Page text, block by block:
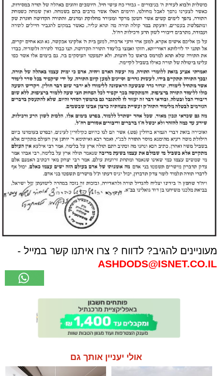
מעוניינים להגיב? לדווח ? צרו איתנו קשר במייל -
ASHDODS@ISNET.CO.IL
אולי יעניין אותך גם